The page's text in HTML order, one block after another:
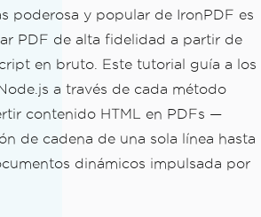
poderosa y popular de IronPDF es
PDF de alta fidelidad a partir de
en bruto. Este tutorial guía a los
a través de cada método
contenido HTML en PDFs —
de cadena de una sola línea hasta
dinámicos impulsada por